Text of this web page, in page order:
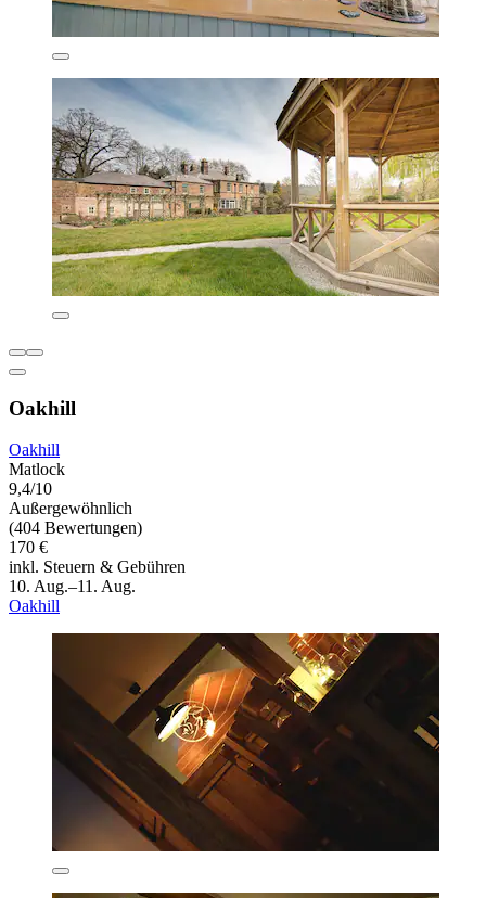
Oakhill
Oakhill
Matlock
9,4/10
Außergewöhnlich
(404 Bewertungen)
170 €
inkl. Steuern & Gebühren
10. Aug.–11. Aug.
Oakhill